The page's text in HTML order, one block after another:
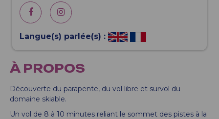
Langue(s) parlée(s) :
À PROPOS
Découverte du parapente, du vol libre et survol du
domaine skiable.
Un vol de 8 à 10 minutes reliant le sommet des pistes à la